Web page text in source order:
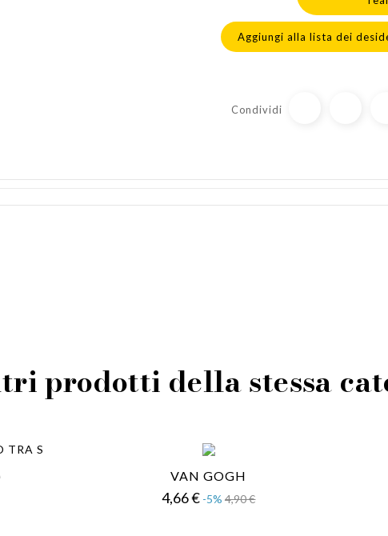
Aggiungi alla lista dei
Condividi
prodotti della stessa
VAN GOGH
4,66 €Prezzo
-5% 4,90 €Prezzo